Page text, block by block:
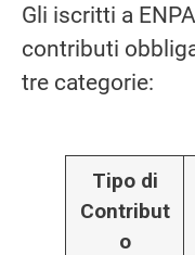
Gli iscritti a
contributi
tre categorie:
Tipo di
Contribut
o